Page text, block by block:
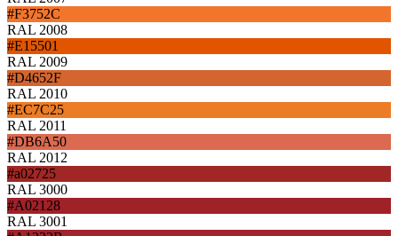
#F3752C
RAL 2008
#E15501
RAL 2009
#D4652F
RAL 2010
#EC7C25
RAL 2011
#DB6A50
RAL 2012
#a02725
RAL 3000
#A02128
RAL 3001